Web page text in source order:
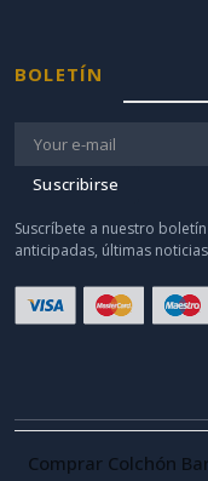
BOLETÍN
Suscribirse
Suscríbete a nuestro
anticipadas, últimas
Comprar Colchón